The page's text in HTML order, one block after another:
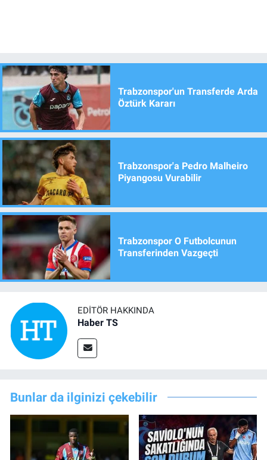
Trabzonspor'un Transferde Arda
Öztürk Kararı
Trabzonspor'a Pedro Malheiro
Piyangosu Vurabilir
Trabzonspor O Futbolcunun
Transferinden Vazgeçti
EDITÖR HAKKINDA
Haber TS
Bunlar da ilginizi çekebilir